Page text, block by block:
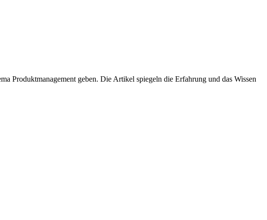
Produktmanagement geben. Die Artikel spiegeln die Erfahrung und das Wissen